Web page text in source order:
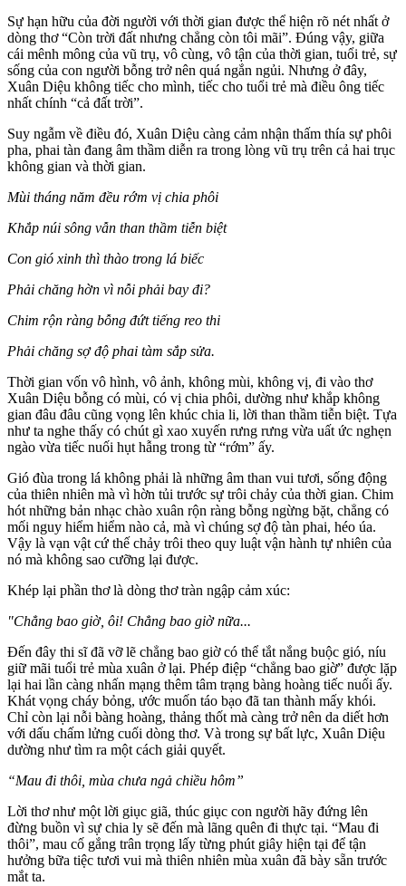
Sự hạn hữu của đời người với thời gian được thể hiện rõ nét nhất ở
dòng thơ “Còn trời đất nhưng chẳng còn tôi mãi”. Đúng vậy, giữa
cái mênh mông của vũ trụ, vô cùng, vô tận của thời gian, tuổi trẻ, sự
sống của con người bỗng trở nên quá ngắn ngủi. Nhưng ở đây,
Xuân Diệu không tiếc cho mình, tiếc cho tuổi trẻ mà điều ông tiếc
nhất chính “cả đất trời”.
Suy ngẫm về điều đó, Xuân Diệu càng cảm nhận thấm thía sự phôi
pha, phai tàn đang âm thầm diễn ra trong lòng vũ trụ trên cả hai trục
không gian và thời gian.
Mùi tháng năm đều rớm vị chia phôi
Khắp núi sông vẫn than thầm tiễn biệt
Con gió xinh thì thào trong lá biếc
Phải chăng hờn vì nỗi phải bay đi?
Chim rộn ràng bỗng đứt tiếng reo thi
Phải chăng sợ độ phai tàm sắp sửa.
Thời gian vốn vô hình, vô ảnh, không mùi, không vị, đi vào thơ
Xuân Diệu bỗng có mùi, có vị chia phôi, dường như khắp không
gian đâu đâu cũng vọng lên khúc chia li, lời than thầm tiễn biệt. Tựa
như ta nghe thấy có chút gì xao xuyến rưng rưng vừa uất ức nghẹn
ngào vừa tiếc nuối hụt hẫng trong từ “rớm” ấy.
Gió đùa trong lá không phải là những âm than vui tươi, sống động
của thiên nhiên mà vì hờn tủi trước sự trôi chảy của thời gian. Chim
hót những bản nhạc chào xuân rộn ràng bỗng ngừng bặt, chẳng có
mối nguy hiểm hiểm nào cả, mà vì chúng sợ độ tàn phai, héo úa.
Vậy là vạn vật cứ thế chảy trôi theo quy luật vận hành tự nhiên của
nó mà không sao cưỡng lại được.
Khép lại phần thơ là dòng thơ tràn ngập cảm xúc:
"Chẳng bao giờ, ôi! Chẳng bao giờ nữa...
Đến đây thi sĩ đã vỡ lẽ chẳng bao giờ có thể tắt nắng buộc gió, níu
giữ mãi tuổi trẻ mùa xuân ở lại. Phép điệp “chẳng bao giờ” được lặp
lại hai lần càng nhấn mạng thêm tâm trạng bàng hoàng tiếc nuối ấy.
Khát vọng cháy bỏng, ước muốn táo bạo đã tan thành mấy khói.
Chỉ còn lại nỗi bàng hoàng, thảng thốt mà càng trở nên da diết hơn
với dấu chấm lửng cuối dòng thơ. Và trong sự bất lực, Xuân Diệu
dường như tìm ra một cách giải quyết.
“Mau đi thôi, mùa chưa ngả chiều hôm”
Lời thơ như một lời giục giã, thúc giục con người hãy đứng lên
đừng buồn vì sự chia ly sẽ đến mà lãng quên đi thực tại. “Mau đi
thôi”, mau cố gắng trân trọng lấy từng phút giây hiện tại để tận
hưởng bữa tiệc tươi vui mà thiên nhiên mùa xuân đã bày sẵn trước
mắt ta.